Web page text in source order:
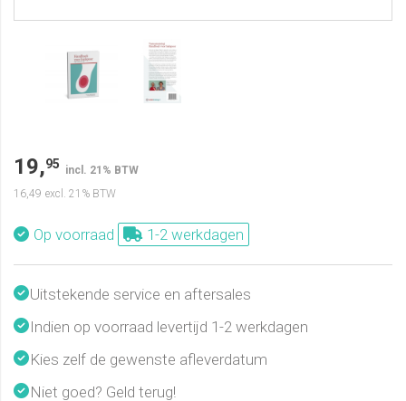
19,95 incl. 21% BTW
16,49 excl. 21% BTW
Op voorraad 1-2 werkdagen
Uitstekende service en aftersales
Indien op voorraad levertijd 1-2 werkdagen
Kies zelf de gewenste afleverdatum
Niet goed? Geld terug!